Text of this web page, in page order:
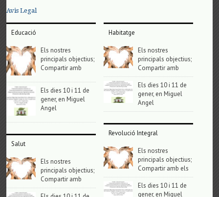
Avis Legal
Educació
Els nostres
principals objectius;
Compartir amb
Els dies 10 i 11 de
gener, en Miguel
Angel
Salut
Els nostres
principals objectius;
Compartir amb
Habitatge
Els nostres
principals objectius;
Compartir amb
Els dies 10 i 11 de
gener, en Miguel
Angel
Revolució Integral
Els nostres
principals objectius;
Compartir amb els
Els dies 10 i 11 de
gener, en Miguel